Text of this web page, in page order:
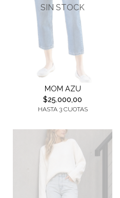
SIN STOCK
MOM AZU
$25.000,00
HASTA 3 CUOTAS